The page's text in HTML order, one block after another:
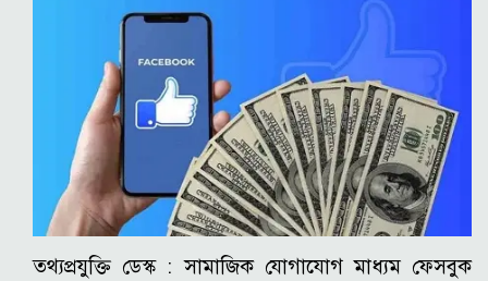
তথ্যপ্রযুক্তি ডেস্ক :সামাজিক যোগাযোগ মাধ্যম ফেসবুক